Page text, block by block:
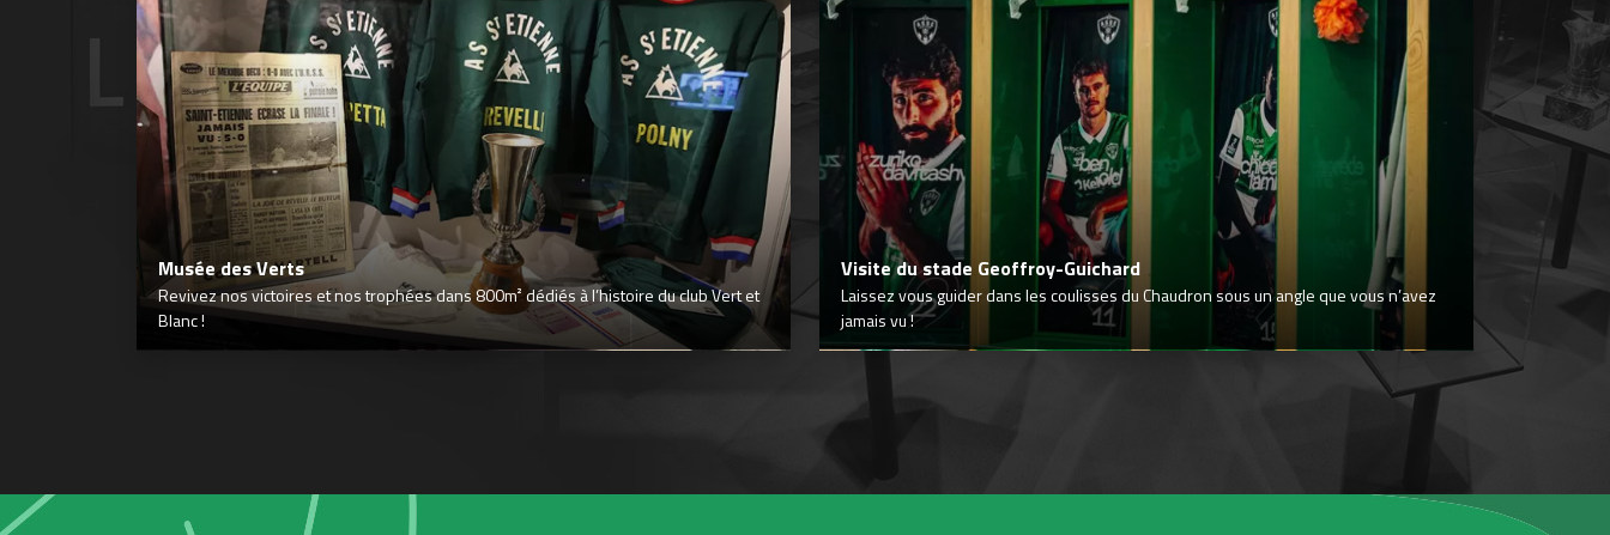
Musée des Verts
Revivez nos victoires et nos trophées dans 800m² dédiés à l’histoire du club Vert et
Blanc !
Visite du stade Geoffroy-Guichard
Laissez vous guider dans les coulisses du Chaudron sous un angle que vous n’avez
jamais vu !